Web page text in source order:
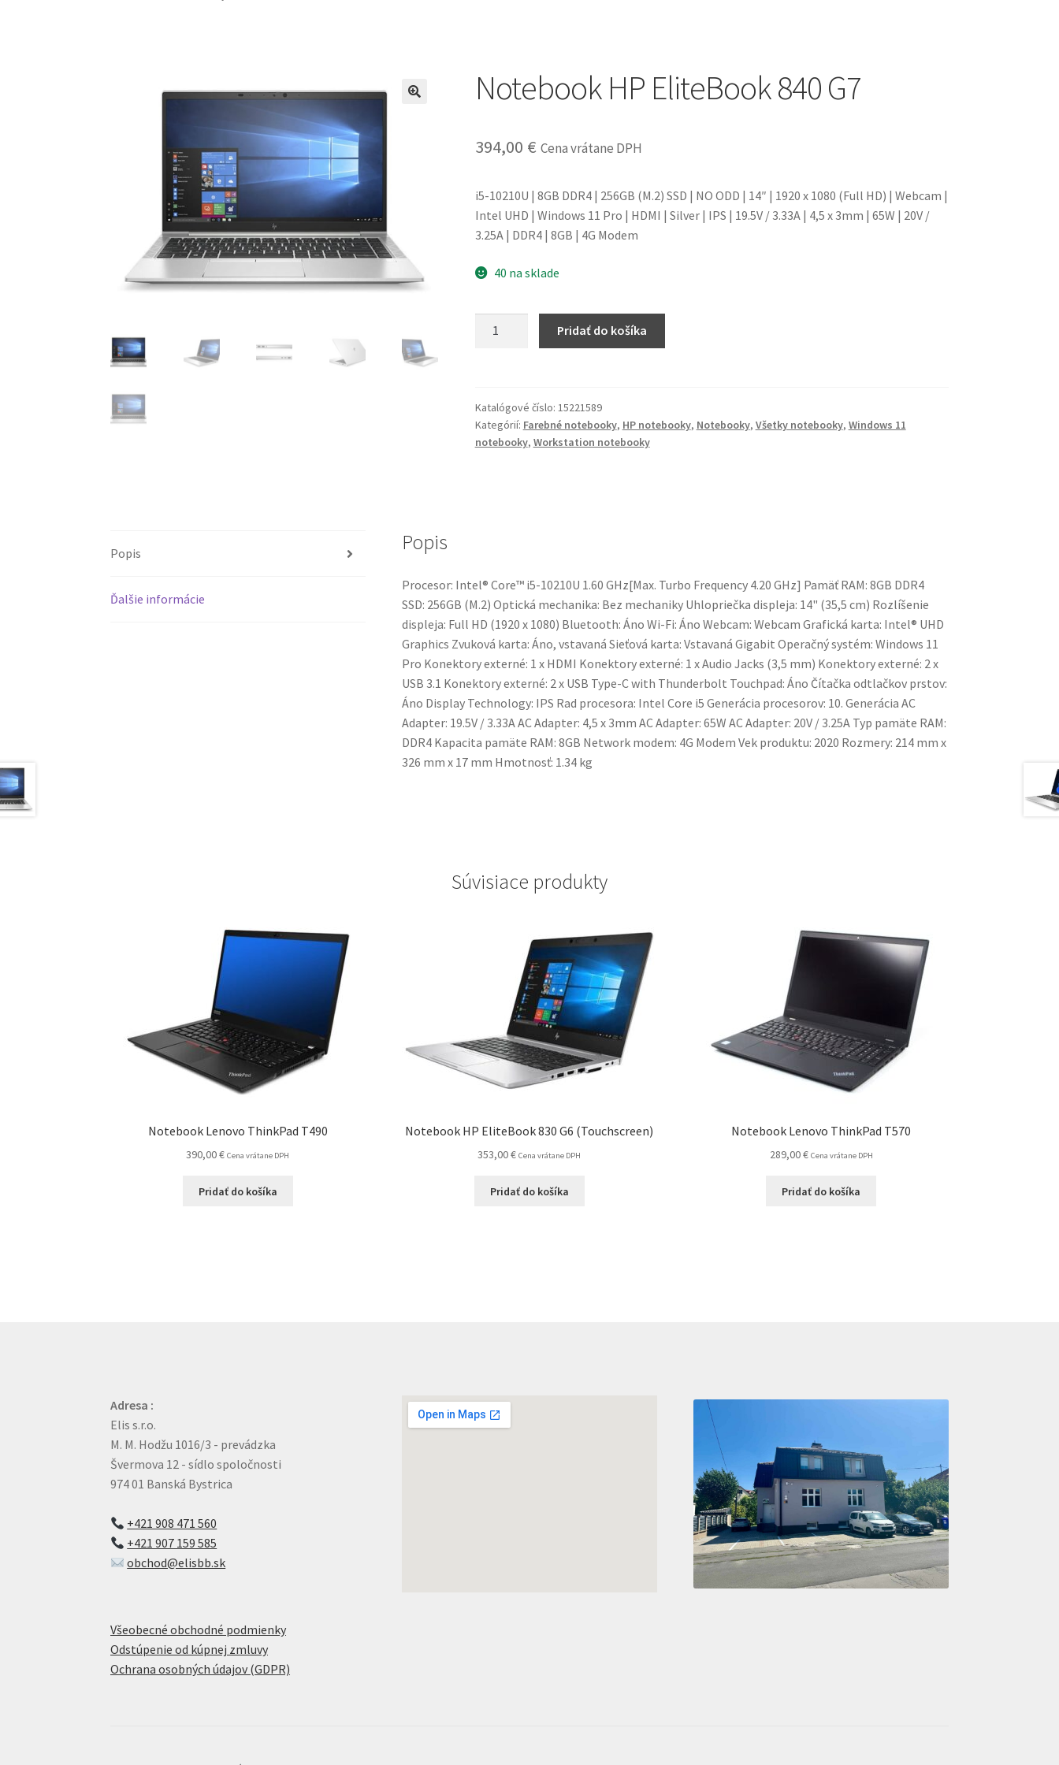
Notebook HP EliteBook 840 G7
394,00 € Cena vrátane DPH
i5-10210U | 8GB DDR4 | 256GB (M.2) SSD | NO ODD | 14″ | 1920 x 1080 (Full HD) | Webcam |
Intel UHD | Windows 11 Pro | HDMI | Silver | IPS | 19.5V / 3.33A | 4,5 x 3mm | 65W | 20V /
3.25A | DDR4 | 8GB | 4G Modem
40 na sklade
840
G7
Pridať do košíka
Katalógové číslo: 15221589
Kategórií: Farebné notebooky, HP notebooky, Notebooky, Všetky notebooky, Windows 11
notebooky, Workstation notebooky
Popis
Ďalšie informácie
Popis
Procesor: Intel® Core™ i5-10210U 1.60 GHz[Max. Turbo Frequency 4.20 GHz] Pamäť RAM: 8GB DDR4
SSD: 256GB (M.2) Optická mechanika: Bez mechaniky Uhlopriečka displeja: 14" (35,5 cm) Rozlíšenie
displeja: Full HD (1920 x 1080) Bluetooth: Áno Wi-Fi: Áno Webcam: Webcam Grafická karta: Intel® UHD
Graphics Zvuková karta: Áno, vstavaná Sieťová karta: Vstavaná Gigabit Operačný systém: Windows 11
Pro Konektory externé: 1 x HDMI Konektory externé: 1 x Audio Jacks (3,5 mm) Konektory externé: 2 x
USB 3.1 Konektory externé: 2 x USB Type-C with Thunderbolt Touchpad: Áno Čítačka odtlačkov prstov:
Áno Display Technology: IPS Rad procesora: Intel Core i5 Generácia procesorov: 10. Generácia AC
Adapter: 19.5V / 3.33A AC Adapter: 4,5 x 3mm AC Adapter: 65W AC Adapter: 20V / 3.25A Typ pamäte RAM:
DDR4 Kapacita pamäte RAM: 8GB Network modem: 4G Modem Vek produktu: 2020 Rozmery: 214 mm x
326 mm x 17 mm Hmotnosť: 1.34 kg
Súvisiace produkty
Notebook Lenovo ThinkPad T490
390,00€ Cena vrátane DPH
Pridať do košíka
Notebook HP EliteBook 830 G6 (Touchscreen)
353,00€ Cena vrátane DPH
Pridať do košíka
Notebook Lenovo ThinkPad T570
289,00€ Cena vrátane DPH
Pridať do košíka
Adresa :
Elis s.r.o.
M. M. Hodžu 1016/3 - prevádzka
Švermova 12 - sídlo spoločnosti
974 01 Banská Bystrica
+421 908 471 560
+421 907 159 585
obchod@elisbb.sk
Všeobecné obchodné podmienky
Odstúpenie od kúpnej zmluvy
Ochrana osobných údajov (GDPR)